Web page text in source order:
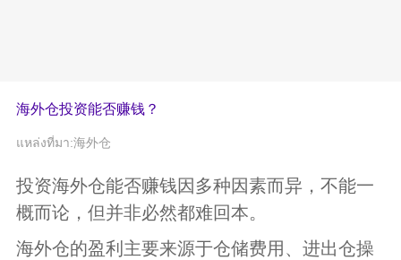
海外仓投资能否赚钱？
แหล่งที่มา:海外仓
投资海外仓能否赚钱因多种因素而异，不能一
概而论，但并非必然都难回本‌。
海外仓的盈利主要来源于仓储费用、进出仓操